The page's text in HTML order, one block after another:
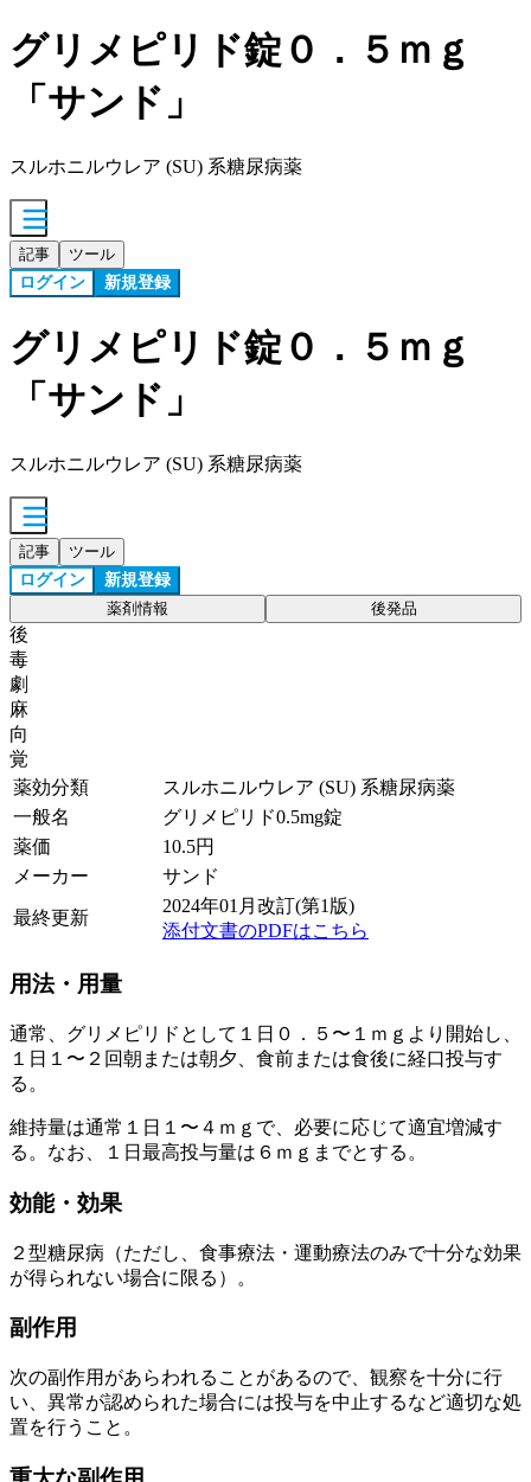
グリメピリド錠０．５ｍｇ
「サンド」
スルホニルウレア (SU) 系糖尿病薬
記事 ツール
ログイン 新規登録
グリメピリド錠０．５ｍｇ
「サンド」
スルホニルウレア (SU) 系糖尿病薬
記事 ツール
ログイン 新規登録
薬剤情報 後発品
後
毒
劇
麻
向
覚
薬効分類
スルホニルウレア (SU) 系糖尿病薬
一般名
グリメピリド0.5mg錠
薬価
10.5円
メーカー
サンド
最終更新
2024年01月改訂(第1版)
添付文書のPDFはこちら
用法・用量
通常、グリメピリドとして１日０．５〜１ｍｇより開始し、
１日１〜２回朝または朝夕、食前または食後に経口投与す
る。
維持量は通常１日１〜４ｍｇで、必要に応じて適宜増減す
る。なお、１日最高投与量は６ｍｇまでとする。
効能・効果
２型糖尿病（ただし、食事療法・運動療法のみで十分な効果
が得られない場合に限る）。
副作用
次の副作用があらわれることがあるので、観察を十分に行
い、異常が認められた場合には投与を中止するなど適切な処
置を行うこと。